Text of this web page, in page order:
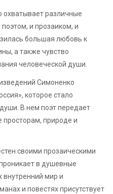
охватывает различные
и прозаиком, и
большая любовь к
а также чувство
человеческой души.
Симоненко
которое стало
В нем поэт передает
просторам, природе и
своими прозаическими
в душевные
внутренний мир и
и повестях присутствует